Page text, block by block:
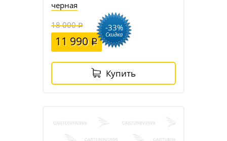
черная
18 000
11 990
-33%
Скидка
Купить